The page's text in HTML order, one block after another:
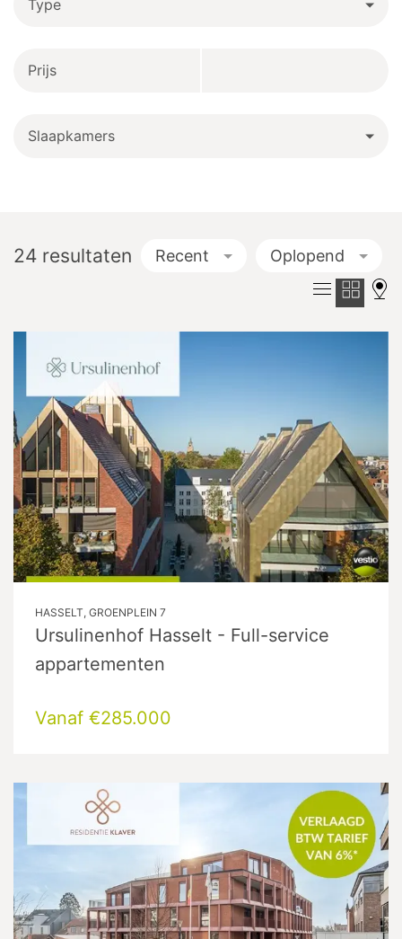
Type
Prijs
Slaapkamers
24 resultaten Recent Oplopend
HASSELT, GROENPLEIN 7
Ursulinenhof Hasselt - Full-service
appartementen
Vanaf €285.000